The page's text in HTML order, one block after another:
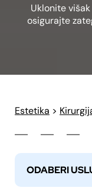
Uklonite
osigurajte
Estetika >
ODABERI